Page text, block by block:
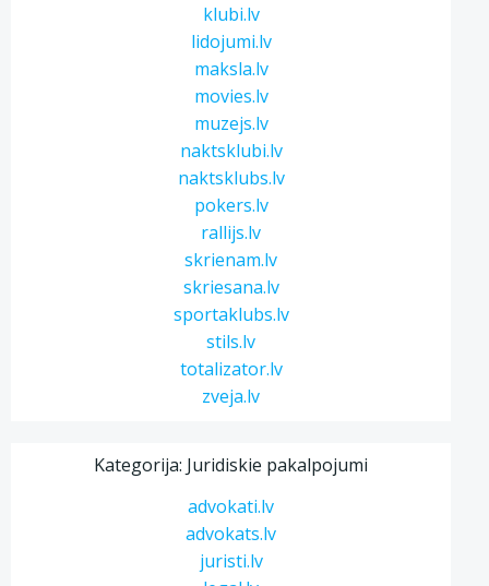
klubi.lv
lidojumi.lv
maksla.lv
movies.lv
muzejs.lv
naktsklubi.lv
naktsklubs.lv
pokers.lv
rallijs.lv
skrienam.lv
skriesana.lv
sportaklubs.lv
stils.lv
totalizator.lv
zveja.lv
Kategorija: Juridiskie pakalpojumi
advokati.lv
advokats.lv
juristi.lv